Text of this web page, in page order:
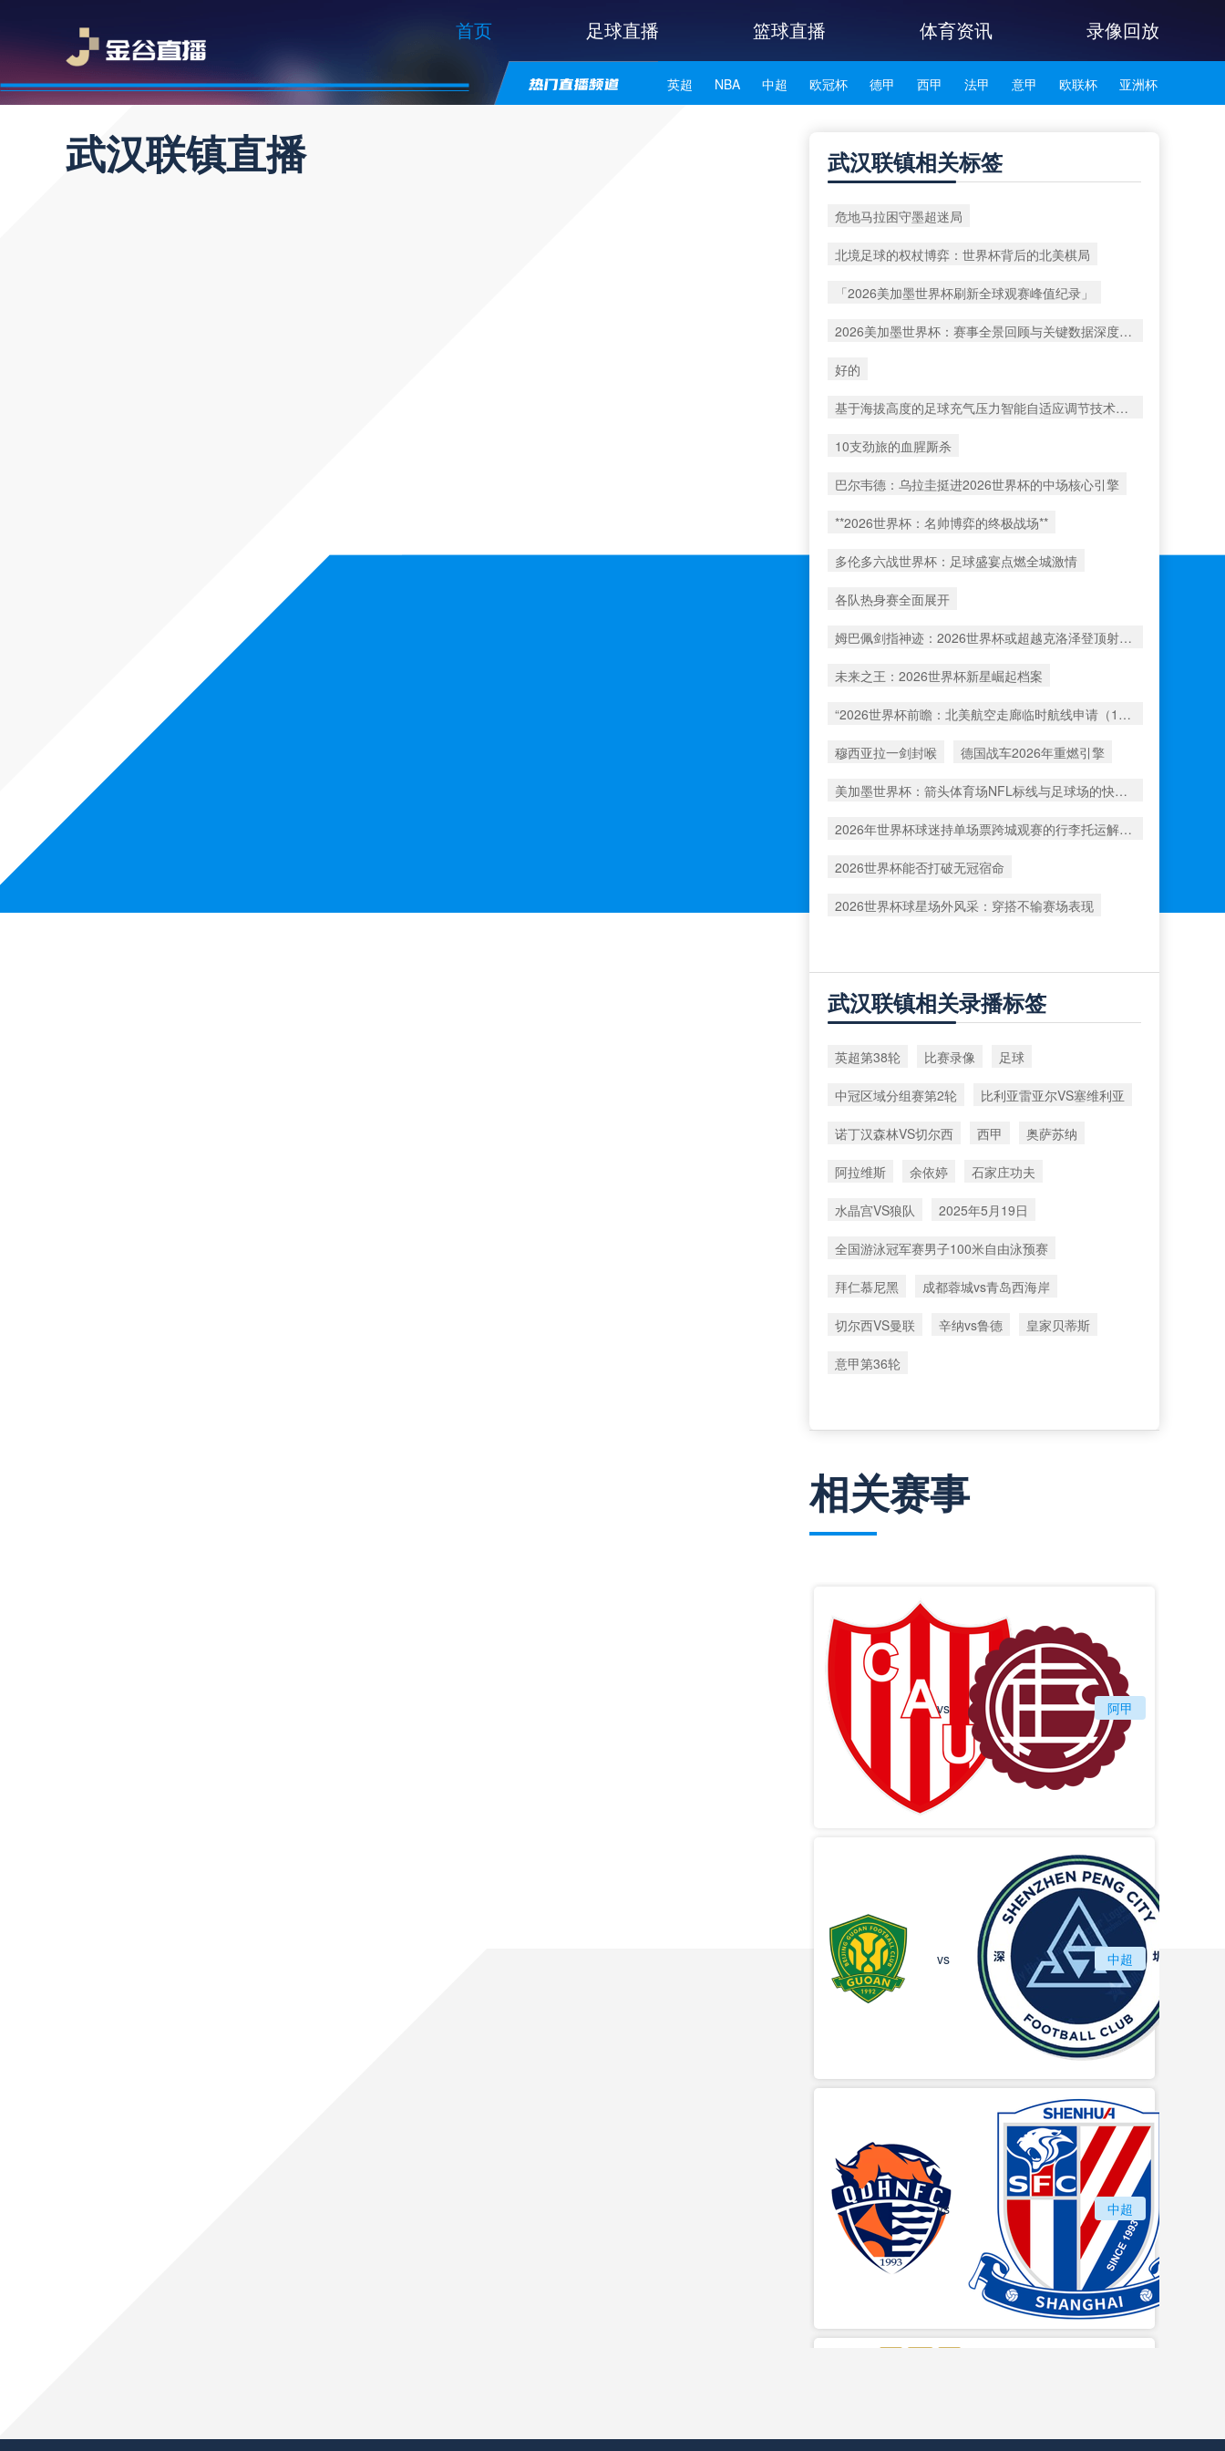
首页 足球直播 篮球直播 体育资讯 录像回放
英超 NBA 中超 欧冠杯 德甲 西甲 法甲 意甲 欧联杯 亚洲杯
武汉联镇直播 武汉联镇相关标签
危地马拉困守墨超迷局
北境足球的权杖博弈：世界杯背后的北美棋局
「2026美加墨世界杯刷新全球观赛峰值纪录」
2026美加墨世界杯：赛事全景回顾与关键数据深度洞察
好的
基于海拔高度的足球充气压力智能自适应调节技术——2026世界杯用球解析
10支劲旅的血腥厮杀
巴尔韦德：乌拉圭挺进2026世界杯的中场核心引擎
**2026世界杯：名帅博弈的终极战场**
多伦多六战世界杯：足球盛宴点燃全城激情
各队热身赛全面展开
姆巴佩剑指神迹：2026世界杯或超越克洛泽登顶射手王
未来之王：2026世界杯新星崛起档案
“2026世界杯前瞻：北美航空走廊临时航线申请（1517号）解析”
穆西亚拉一剑封喉 德国战车2026年重燃引擎
美加墨世界杯：箭头体育场NFL标线与足球场的快速切换工艺深度解析
2026年世界杯球迷持单场票跨城观赛的行李托运解决方案
2026世界杯能否打破无冠宿命
2026世界杯球星场外风采：穿搭不输赛场表现
武汉联镇相关录播标签
英超第38轮 比赛录像 足球
中冠区域分组赛第2轮 比利亚雷亚尔VS塞维利亚
诺丁汉森林VS切尔西 西甲 奥萨苏纳
阿拉维斯 余依婷 石家庄功夫
水晶宫VS狼队 2025年5月19日
全国游泳冠军赛男子100米自由泳预赛
拜仁慕尼黑 成都蓉城vs青岛西海岸
切尔西VS曼联 辛纳vs鲁德 皇家贝蒂斯
意甲第36轮
相关赛事
圣塔菲联
vs 阿甲
北京国安
vs 中超
青岛海牛
vs 中超